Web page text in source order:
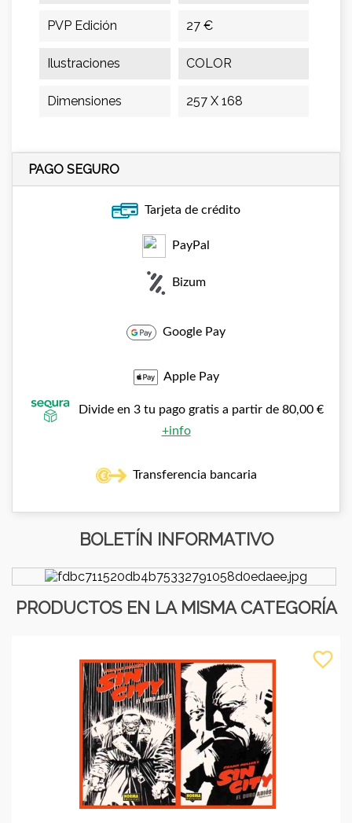
PVP Edición 27 €
Ilustraciones COLOR
Dimensiones 257 X 168
PAGO SEGURO
Tarjeta de crédito
PayPal
Bizum
Google Pay
Apple Pay
Divide en 3 tu pago gratis a partir de 80,00 €
+info
Transferencia bancaria
BOLETÍN INFORMATIVO
PRODUCTOS EN LA MISMA CATEGORÍA
favorite_border